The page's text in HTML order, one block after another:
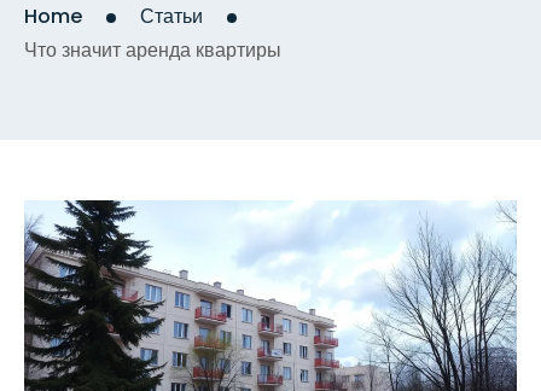
Home
Статьи
Что значит аренда квартиры